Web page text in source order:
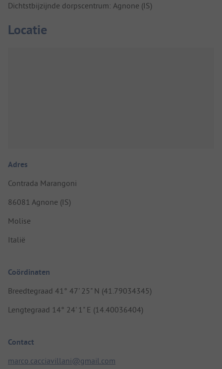
Dichtstbijzijnde dorpscentrum: Agnone (IS)
Locatie
Adres
Contrada Marangoni
86081 Agnone (IS)
Molise
Italië
Coördinaten
Breedtegraad 41° 47' 25" N (41.79034345)
Lengtegraad 14° 24' 1" E (14.40036404)
Contact
marco.cacciavillani@gmail.com